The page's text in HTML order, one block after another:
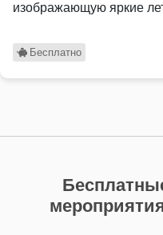
изображающую яркие
Бесплатно